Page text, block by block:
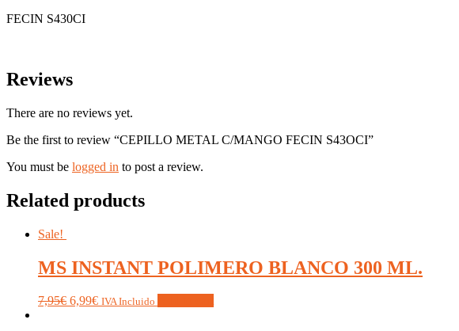
FECIN S430CI
Reviews
There are no reviews yet.
Be the first to review “CEPILLO METAL C/MANGO FECIN S43OCI”
You must be logged in to post a review.
Related products
Sale!
MS INSTANT POLIMERO BLANCO 300 ML.
7,95€ 6,99€ IVA Incluido